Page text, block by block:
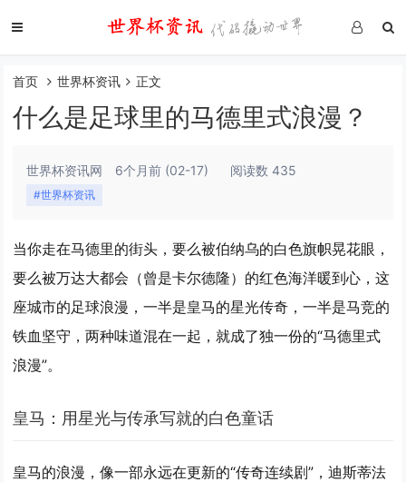
首页 世界杯资讯 正文
什么是足球里的马德里式浪漫？
世界杯资讯网 6个月前 (02-17) 阅读数 435
#世界杯资讯
当你走在马德里的街头，要么被伯纳乌的白色旗帜晃花眼，
要么被万达大都会（曾是卡尔德隆）的红色海洋暖到心，这
座城市的足球浪漫，一半是皇马的星光传奇 ，一半是马竞的
铁血坚守 ，两种味道混在一起，就成了独一份的“马德里式
浪漫”。
皇马：用星光与传承写就的白色童话
皇马的浪漫，像一部永远在更新的“传奇连续剧”，迪斯蒂法